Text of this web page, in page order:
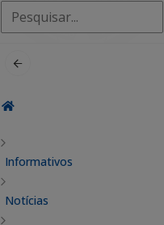
Pesquisar
por:
Informativos
Notícias